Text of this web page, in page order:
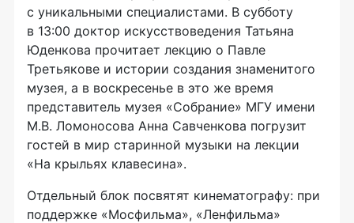
с уникальными специалистами. В субботу
в 13:00 доктор искусствоведения Татьяна
Юденкова прочитает лекцию о Павле
Третьякове и истории создания знаменитого
музея, а в воскресенье в это же время
представитель музея «Собрание» МГУ имени
М.В. Ломоносова Анна Савченкова погрузит
гостей в мир старинной музыки на лекции
«На крыльях клавесина».
Отдельный блок посвятят кинематографу: при
поддержке «Мосфильма», «Ленфильма»